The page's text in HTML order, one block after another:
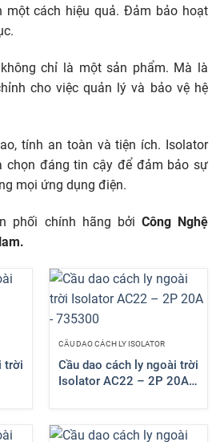
một cách hiệu quả. Đảm bảo hoạt
chỉ là một sản phẩm. Mà là
cho việc quản lý và bảo vệ hệ
tính an toàn và tiện ích. Isolator
chọn đáng tin cậy để đảm bảo sự
mọi ứng dụng điện.
phối chính hãng bởi Công Nghệ
trời
CẦU DAO CÁCH LY ISOLATOR
Cầu dao cách ly ngoài trời
Isolator AC22 – 2P 20A